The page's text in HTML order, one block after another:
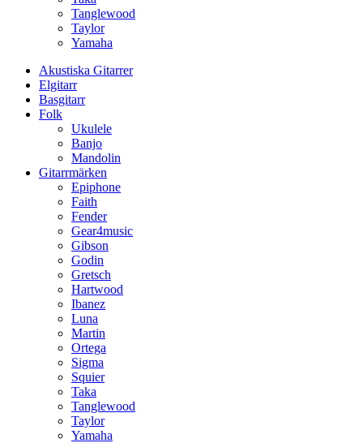
Tanglewood
Taylor
Yamaha
Akustiska Gitarrer
Elgitarr
Basgitarr
Folk
Ukulele
Banjo
Mandolin
Gitarrmärken
Epiphone
Faith
Fender
Gear4music
Gibson
Godin
Gretsch
Hartwood
Ibanez
Luna
Martin
Ortega
Sigma
Squier
Taka
Tanglewood
Taylor
Yamaha